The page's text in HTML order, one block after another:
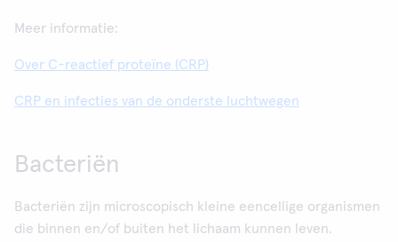
Meer informatie:
Over C-reactief proteïne (CRP)
CRP en infecties van de onderste luchtwegen
Bacteriën
Bacteriën zijn microscopisch kleine eencellige organismen
die binnen en/of buiten het lichaam kunnen leven.